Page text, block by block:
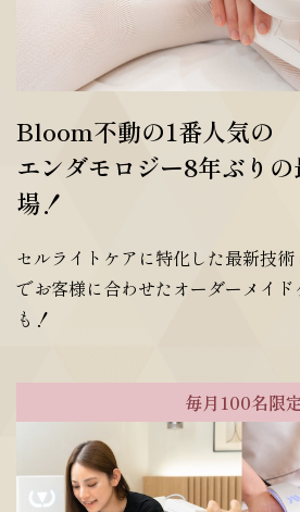
Bloom不動の1番人気の
エンダモロジー8年ぶり
場！
セルライトケアに特化した最新技
でお客様に合わせたオーダーメイ
も！
毎月100名限